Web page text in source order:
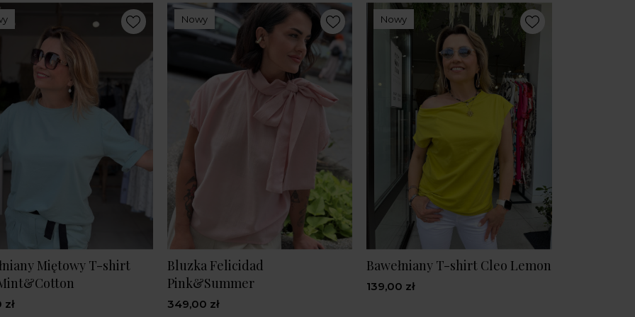
Miętowy T-shirt
zł
Nowy
Bluzka Felicidad
Pink&Summer
349,00 zł
Nowy
Bawełniany T-shirt Cleo Lemon
139,00 zł